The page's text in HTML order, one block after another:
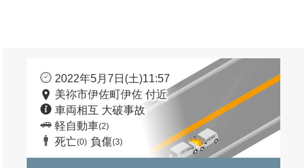
2022年5月7日(土)11:57
美祢市伊佐町伊佐 付近
車両相互 大破事故
軽自動車(2)
死亡(0) 負傷(3)